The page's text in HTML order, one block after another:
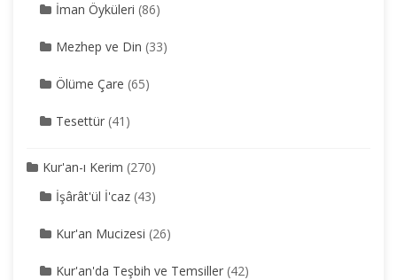
İman Öyküleri (86)
Mezhep ve Din (33)
Ölüme Çare (65)
Tesettür (41)
Kur'an-ı Kerim (270)
İşârât'ül İ'caz (43)
Kur'an Mucizesi (26)
Kur'an'da Teşbih ve Temsiller (42)